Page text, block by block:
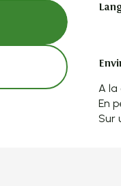
A la
En
Sur